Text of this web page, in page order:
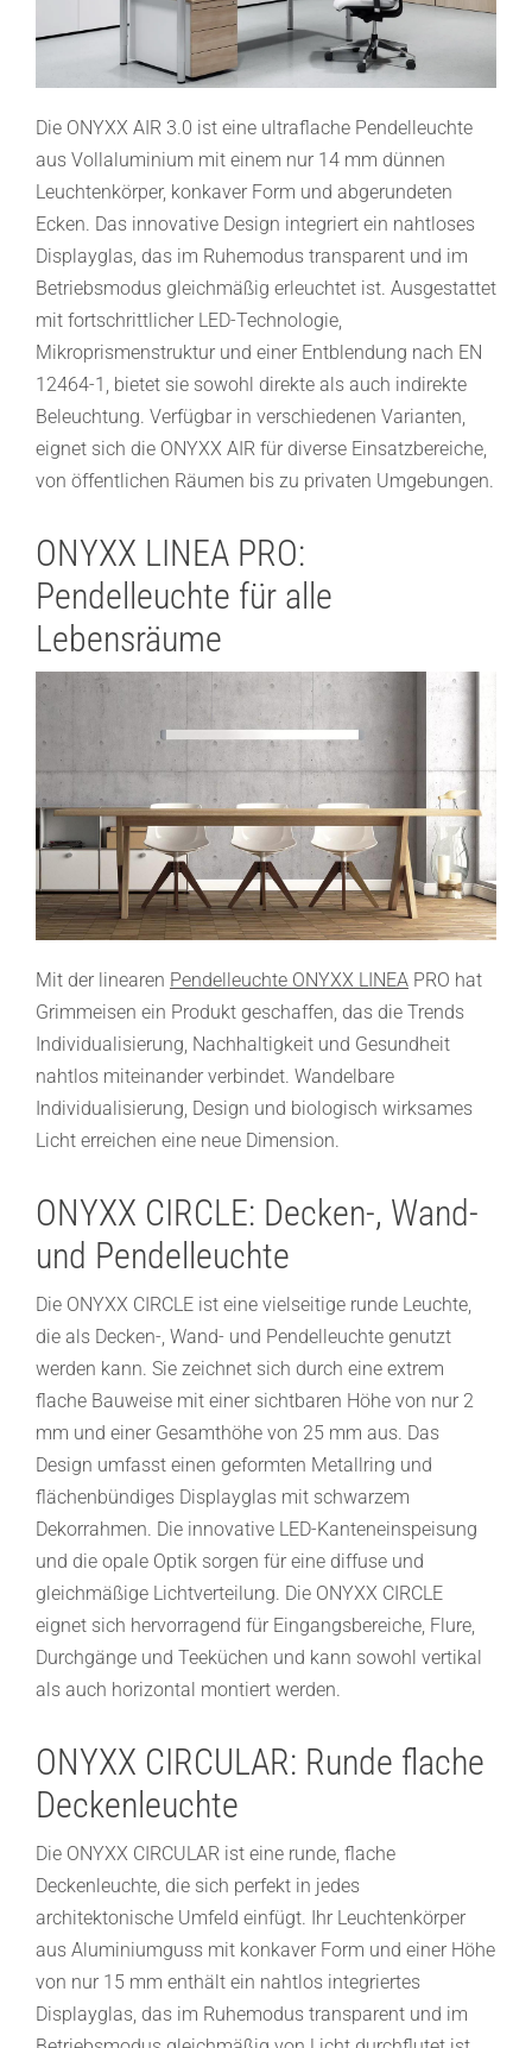
Die ONYXX AIR 3.0 ist eine ultraflache Pendelleuchte
aus Vollaluminium mit einem nur 14 mm dünnen
Leuchtenkörper, konkaver Form und abgerundeten
Ecken. Das innovative Design integriert ein nahtloses
Displayglas, das im Ruhemodus transparent und im
Betriebsmodus gleichmäßig erleuchtet ist. Ausgestattet
mit fortschrittlicher LED-Technologie,
Mikroprismenstruktur und einer Entblendung nach EN
12464-1, bietet sie sowohl direkte als auch indirekte
Beleuchtung. Verfügbar in verschiedenen Varianten,
eignet sich die ONYXX AIR für diverse Einsatzbereiche,
von öffentlichen Räumen bis zu privaten Umgebungen.
ONYXX LINEA PRO:
Pendelleuchte für alle
Lebensräume
Mit der linearen Pendelleuchte ONYXX LINEAPRO hat
Grimmeisen ein Produkt geschaffen, das die Trends
Individualisierung, Nachhaltigkeit und Gesundheit
nahtlos miteinander verbindet. Wandelbare
Individualisierung, Design und biologisch wirksames
Licht erreichen eine neue Dimension.
ONYXX CIRCLE: Decken-, Wand-
und Pendelleuchte
Die ONYXX CIRCLE ist eine vielseitige runde Leuchte,
die als Decken-, Wand- und Pendelleuchte genutzt
werden kann. Sie zeichnet sich durch eine extrem
flache Bauweise mit einer sichtbaren Höhe von nur 2
mm und einer Gesamthöhe von 25 mm aus. Das
Design umfasst einen geformten Metallring und
flächenbündiges Displayglas mit schwarzem
Dekorrahmen. Die innovative LED-Kanteneinspeisung
und die opale Optik sorgen für eine diffuse und
gleichmäßige Lichtverteilung. Die ONYXX CIRCLE
eignet sich hervorragend für Eingangsbereiche, Flure,
Durchgänge und Teeküchen und kann sowohl vertikal
als auch horizontal montiert werden.
ONYXX CIRCULAR: Runde flache
Deckenleuchte
Die ONYXX CIRCULAR ist eine runde, flache
Deckenleuchte, die sich perfekt in jedes
architektonische Umfeld einfügt. Ihr Leuchtenkörper
aus Aluminiumguss mit konkaver Form und einer Höhe
von nur 15 mm enthält ein nahtlos integriertes
Displayglas, das im Ruhemodus transparent und im